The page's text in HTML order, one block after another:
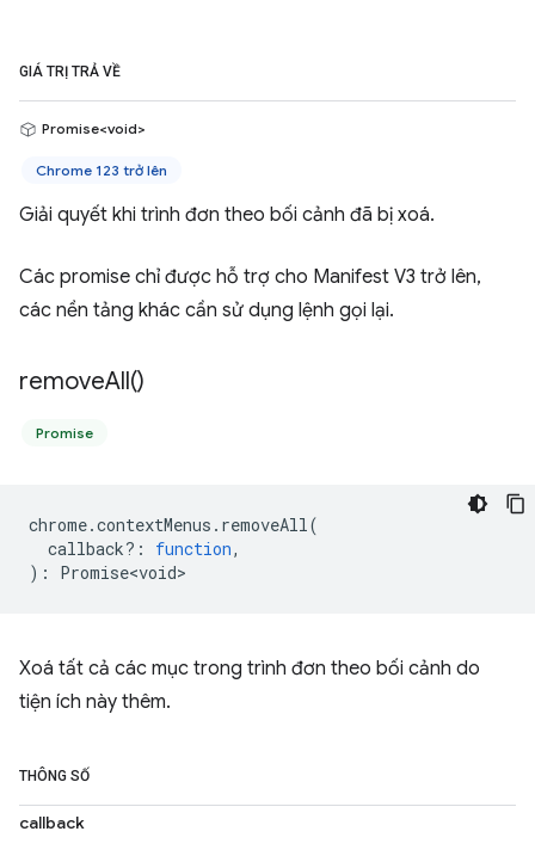
GIÁ TRỊ TRẢ VỀ
Promise<void>
Chrome 123 trở lên
Giải quyết khi trình đơn theo bối cảnh đã bị xoá.
Các promise chỉ được hỗ trợ cho Manifest V3 trở lên,
các nền tảng khác cần sử dụng lệnh gọi lại.
removeAll()
Promise
chrome.contextMenus . removeAll(
callback? : function,
) : Promise<void>
Xoá tất cả các mục trong trình đơn theo bối cảnh do
tiện ích này thêm.
THÔNG SỐ
callback